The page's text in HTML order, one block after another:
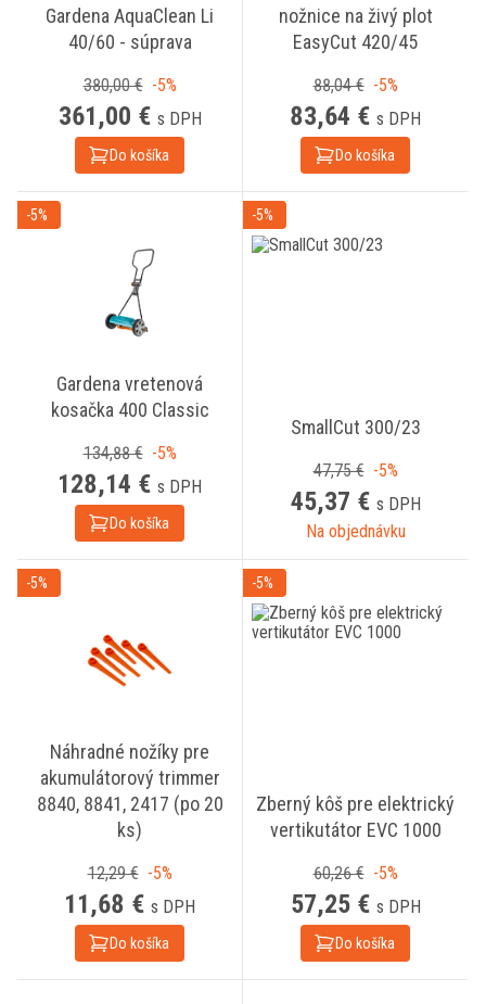
Gardena AquaClean Li
40/60 - súprava
380,00 € -5%
361,00 € s DPH
Do košíka
nožnice na živý plot
EasyCut 420/45
88,04 € -5%
83,64 € s DPH
Do košíka
-5%
Gardena vretenová
kosačka 400 Classic
134,88 € -5%
128,14 € s DPH
Do košíka
-5%
SmallCut 300/23
47,75 € -5%
45,37 € s DPH
Na objednávku
-5%
Náhradné nožíky pre
akumulátorový trimmer
8840, 8841, 2417 (po 20
ks)
12,29 € -5%
11,68 € s DPH
Do košíka
-5%
Zberný kôš pre elektrický
vertikutátor EVC 1000
60,26 € -5%
57,25 € s DPH
Do košíka